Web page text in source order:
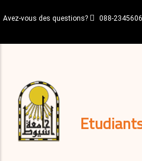
au
principal
Avez-vous des questions? 088-2345606
décisions
Expatriés
Journal